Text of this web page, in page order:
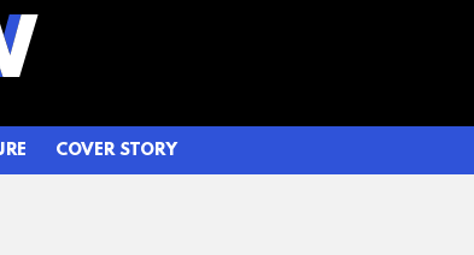
COVER STORY